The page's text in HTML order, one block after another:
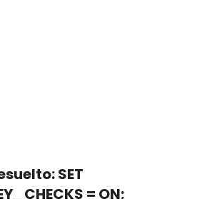
SET
= ON;